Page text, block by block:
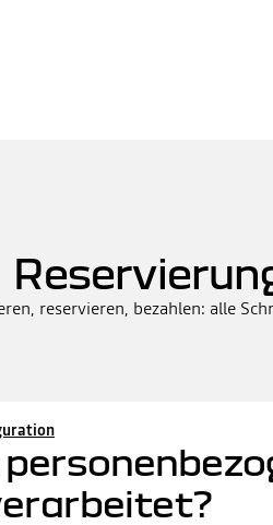
reservieren, bezahlen: alle